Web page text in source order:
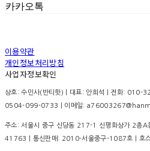
카카오톡
이용약관
개인정보처리방침
사업자정보확인
상호: 수민사(반티핫) | 대표: 안희석 | 전화:
0504-099-0733 | 이메일:
주소: 서울시 중구 신당동 217-1 신평화상가 2층A
41763
| 통신판매: 2010-서울중구-1087호 | 호